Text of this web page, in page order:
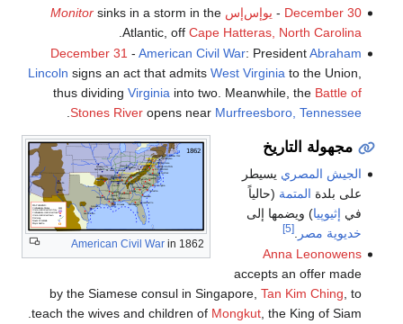
December 30
- يوإس‌إس Monitorsinks in a storm in the
Atlantic, off Cape Hatteras, North Carolina
December 31 - American Civil War: PresidentAbraham
Lincoln signs an act that admits West Virginia to the Union,
thus dividing Virginia into two. Meanwhile, the Battle of
Stones Riveropens near Murfreesboro, Tennessee
American Civil War in 1862
مجهولة التاريخ
الجيش المصري يسيطر
على بلدة المتمة (حالياً
في إثيوپيا) ويضمها إلى
خديوية مصر .
[5]
Anna Leonowens
accepts an offer made
by the Siamese consul in Singapore, Tan Kim Ching , to
teach the wives and children of Mongkut, the King of Siam.